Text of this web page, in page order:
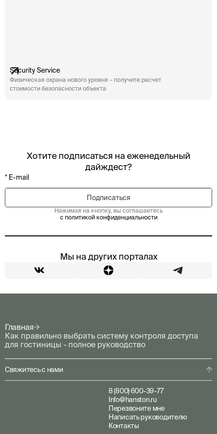
Security Service
Физическая охрана нового уровня – получите расчет
стоимости безопасности объекта
Хотите подписаться на еженедельный
дайждест?
Нажимая на кнопку, вы соглашаетесь
с политикой конфиденциальности
Мы на других порталах
Главная
Как правильно выбрать систему контроля доступа
для гостиницы - полное руководство
Свяжитесь с нами
8 (800) 600-39-77
Info@hanston.ru
Перезвоните мне
Написать руководителю
Контакты